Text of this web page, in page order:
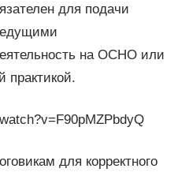
для подачи
на ОСНО или
для корректного